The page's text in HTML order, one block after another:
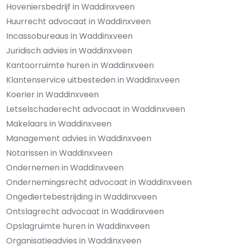
Hoveniersbedrijf in Waddinxveen
Huurrecht advocaat in Waddinxveen
Incassobureaus in Waddinxveen
Juridisch advies in Waddinxveen
Kantoorruimte huren in Waddinxveen
Klantenservice uitbesteden in Waddinxveen
Koerier in Waddinxveen
Letselschaderecht advocaat in Waddinxveen
Makelaars in Waddinxveen
Management advies in Waddinxveen
Notarissen in Waddinxveen
Ondernemen in Waddinxveen
Ondernemingsrecht advocaat in Waddinxveen
Ongediertebestrijding in Waddinxveen
Ontslagrecht advocaat in Waddinxveen
Opslagruimte huren in Waddinxveen
Organisatieadvies in Waddinxveen